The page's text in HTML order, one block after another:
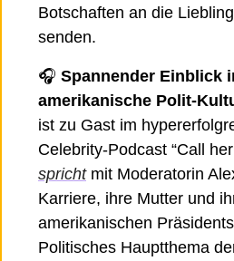
Botschaften an die
senden.
🎧 Spannender Einblick
amerikanische Polit-
ist zu Gast im
spricht mit Moderatorin
Karriere, ihre Mutter und
amerikanischen
Politisches Hauptthema